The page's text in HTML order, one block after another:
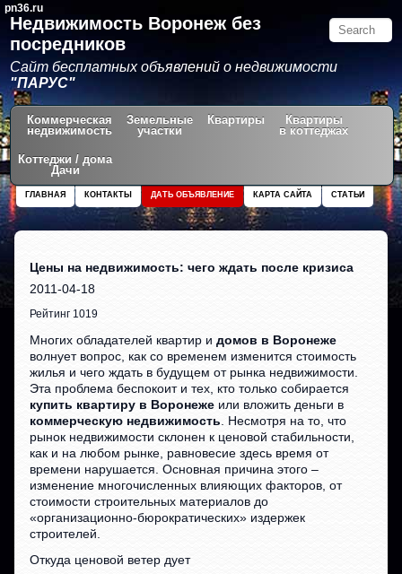
pn36.ru
Недвижимость Воронеж без
посредников
Сайт бесплатных объявлений о недвижимости
"ПАРУС"
Коммерческая
недвижимость
Земельные
участки
Квартиры
Квартиры
в коттеджах
Коттеджи / дома
Дачи
СТАТЬИ
КАРТА САЙТА
ДАТЬ ОБЪЯВЛЕНИЕ
КОНТАКТЫ
ГЛАВНАЯ
Цены на недвижимость: чего ждать после кризиса
2011-04-18
Рейтинг 1019
Многих обладателей квартир и домов в Воронеже
волнует вопрос, как со временем изменится стоимость
жилья и чего ждать в будущем от рынка недвижимости.
Эта проблема беспокоит и тех, кто только собирается
купить квартиру в Воронеже или вложить деньги в
коммерческую недвижимость . Несмотря на то, что
рынок недвижимости склонен к ценовой стабильности,
как и на любом рынке, равновесие здесь время от
времени нарушается. Основная причина этого –
изменение многочисленных влияющих факторов, от
стоимости строительных материалов до
«организационно-бюрократических» издержек
строителей.
Откуда ценовой ветер дует